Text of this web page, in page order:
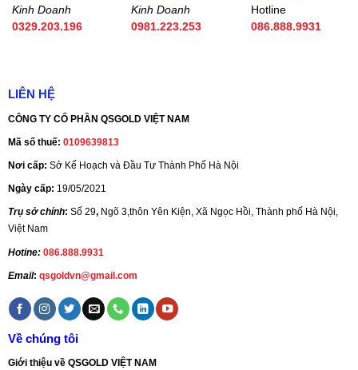
Kinh Doanh
0329.203.196
Kinh Doanh
0981.223.253
Hotline
086.888.9931
LIÊN HỆ
CÔNG TY CỔ PHẦN QSGOLD VIỆT NAM
Mã số thuế: 0109639813
Nơi cấp: Sở Kế Hoạch và Đầu Tư Thành Phố Hà Nội
Ngày cấp: 19/05/2021
Trụ sở chính: Số 29, Ngõ 3,thôn Yên Kiện, Xã Ngọc Hồi, Thành phố Hà Nội,
Việt Nam
Hotine: 086.888.9931
Email: qsgoldvn@gmail.com
Về chúng tôi
Giới thiệu về QSGOLD VIỆT NAM